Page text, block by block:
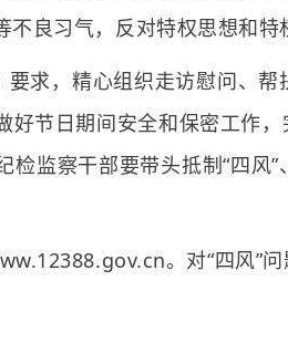
良习气，反对特权思想和
求，精心组织走访慰问、
好节日期间安全和保密工作
检监察干部要带头抵制“四
。对“四风”